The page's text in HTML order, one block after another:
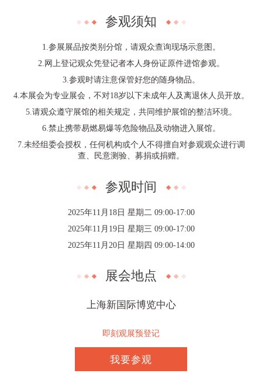
参观须知
1.参展展品按类别分馆，请观众查询现场示意图。
2.网上登记观众凭登记者本人身份证原件进馆参观。
3.参观时请注意保管好您的随身物品。
4.本展会为专业展会，不对18岁以下未成年人及离退休人员开放。
5.请观众遵守展馆的相关规定，共同维护展馆的整洁环境。
6.禁止携带易燃易爆等危险物品及动物进入展馆。
7.未经组委会授权，任何机构或个人不得擅自对参观观众进行调
查、民意测验、募捐或捐赠。
参观时间
2025年11月18日 星期二 09:00-17:00
2025年11月19日 星期三 09:00-17:00
2025年11月20日 星期四 09:00-14:00
展会地点
上海新国际博览中心
即刻观展预登记
我要参观